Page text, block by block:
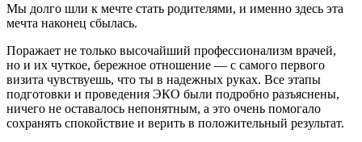
Мы долго шли к мечте стать родителями, и именно здесь эта
мечта наконец сбылась.
Поражает не только высочайший профессионализм врачей,
но и их чуткое, бережное отношение — с самого первого
визита чувствуешь, что ты в надежных руках. Все этапы
подготовки и проведения ЭКО были подробно разъяснены,
ничего не оставалось непонятным, а это очень помогало
сохранять спокойствие и верить в положительный результат.